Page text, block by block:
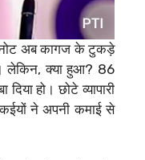
नोट अब कागज के टुकड़े
लेकिन, क्या हुआ? 86
हो। छोटे व्यापारी
ने अपनी कमाई से